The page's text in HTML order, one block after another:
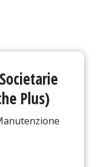
Plus)